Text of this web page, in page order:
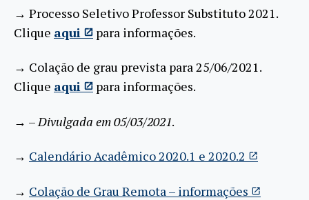
→ Processo Seletivo Professor Substituto 2021.
Clique aqui para informações.
→ Colação de grau prevista para 25/06/2021.
Clique aqui para informações.
→ – Divulgada em 05/03/2021.
→ Calendário Acadêmico 2020.1 e 2020.2
→ Colação de Grau Remota – informações